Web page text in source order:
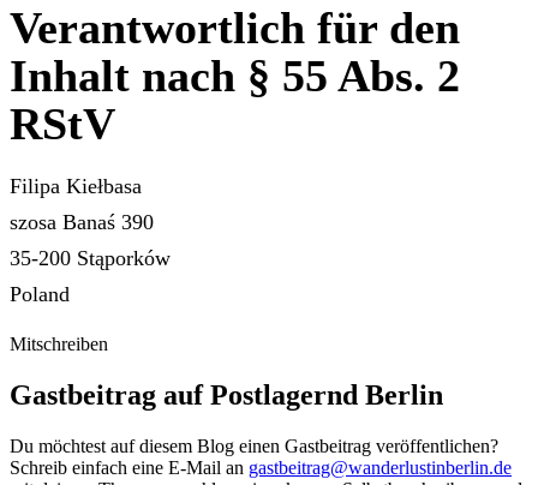
Verantwortlich für den
Inhalt nach § 55 Abs. 2
RStV
Filipa Kiełbasa
szosa Banaś 390
35-200 Stąporków
Poland
Mitschreiben
Gastbeitrag auf Postlagernd Berlin
Du möchtest auf diesem Blog einen Gastbeitrag veröffentlichen?
Schreib einfach eine E-Mail an gastbeitrag@wanderlustinberlin.de